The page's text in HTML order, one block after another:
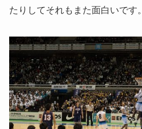
たりしてそれもまた面白いです。